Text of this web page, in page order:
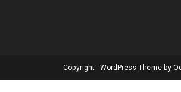
Copyright - WordPress Theme by